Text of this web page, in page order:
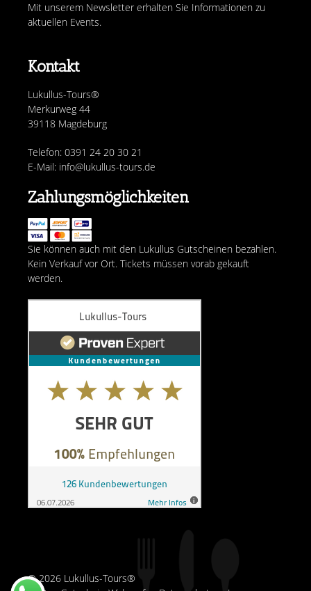
Kontakt
Lukullus-Tours®
Merkurweg 44
39118 Magdeburg
Telefon: 0391 24 20 30 21
E-Mail: info@lukullus-tours.de
Mit unserem Newsletter erhalten Sie Informationen zu
aktuellen Events.
Zahlungsmöglichkeiten
Sie können auch mit den Lukullus Gutscheinen bezahlen.
Kein Verkauf vor Ort. Tickets müssen vorab gekauft
werden.
© 2026 Lukullus-Tours®